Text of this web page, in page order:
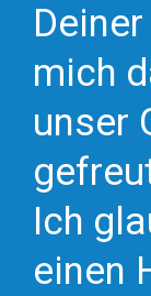
mich
unser
Ich
einen